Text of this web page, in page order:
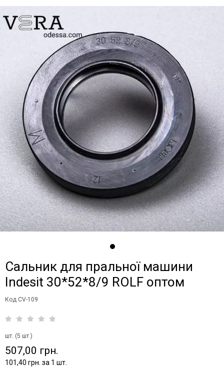
Сальник для пральної машини
Indesit 30*52*8/9 ROLF оптом
Код CV-109
шт. (5 шт.)
507,00 грн.
101,40 грн. за 1 шт.